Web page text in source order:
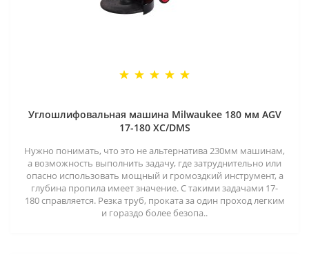
Углошлифовальная машина Milwaukee 180 мм AGV
17-180 XC/DMS
Нужно понимать, что это не альтернатива 230мм машинам,
а возможность выполнить задачу, где затруднительно или
опасно использовать мощный и громоздкий инструмент, а
глубина пропила имеет значение. С такими задачами 17-
180 справляется. Резка труб, проката за один проход легким
и гораздо более безопа..